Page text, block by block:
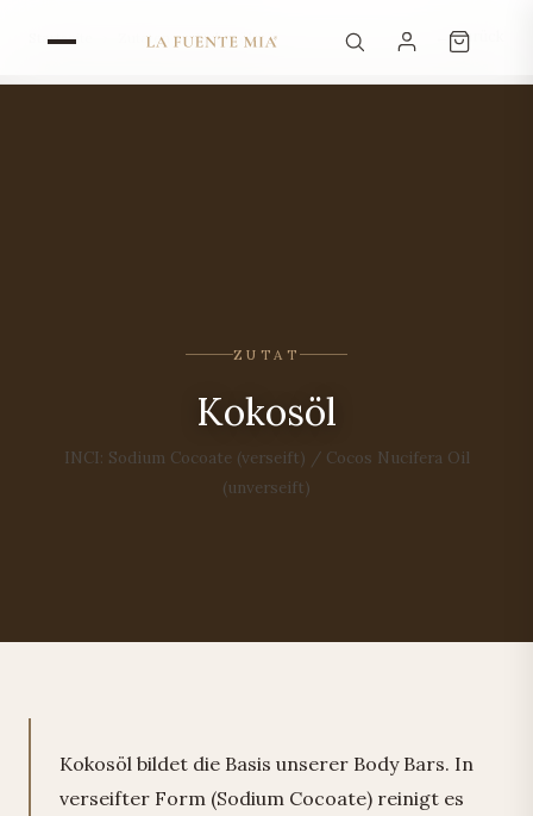
Startseite Zutaten › Kokosöl ← Zurück
ZUTAT
Kokosöl
INCI: Sodium Cocoate (verseift) / Cocos Nucifera Oil
(unverseift)
Kokosöl bildet die Basis unserer Body Bars. In
verseifter Form (Sodium Cocoate) reinigt es